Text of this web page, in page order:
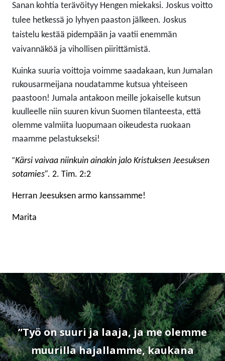
Sanan kohtia terävöityy Hengen miekaksi. Joskus voitto
tulee hetkessä jo lyhyen paaston jälkeen. Joskus
taistelu kestää pidempään ja vaatii enemmän
vaivannäköä ja vihollisen piirittämistä.
Kuinka suuria voittoja voimme saadakaan, kun Jumalan
rukousarmeijana noudatamme kutsua yhteiseen
paastoon! Jumala antakoon meille jokaiselle kutsun
kuulleelle niin suuren kivun Suomen tilanteesta, että
olemme valmiita luopumaan oikeudesta ruokaan
maamme pelastukseksi!
”Kärsi vaivaa niinkuin ainakin jalo Kristuksen Jeesuksen
sotamies”. 2. Tim. 2:2
Herran Jeesuksen armo kanssamme!
Marita
”Työ on suuri ja laaja, ja me olemme
muurilla hajallamme, kaukana